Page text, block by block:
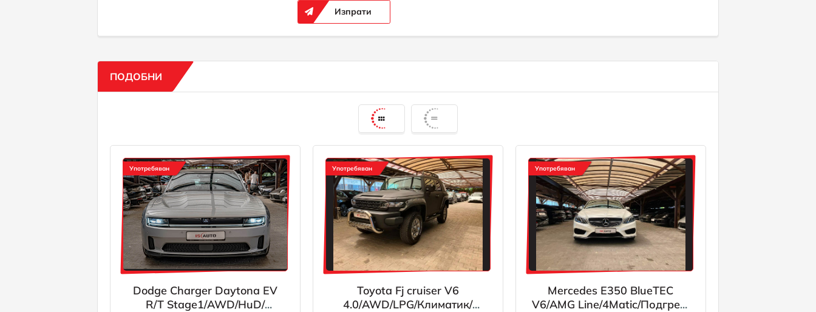
Изпрати
ПОДОБНИ
Употребяван
Dodge Charger Daytona EV
R/T Stage1/AWD/HuD/
Употребяван
Toyota Fj cruiser V6
4.0/AWD/LPG/Климатик/
Употребяван
Mercedes E350 BlueTEC
V6/AMG Line/4Matic/Подгрев/